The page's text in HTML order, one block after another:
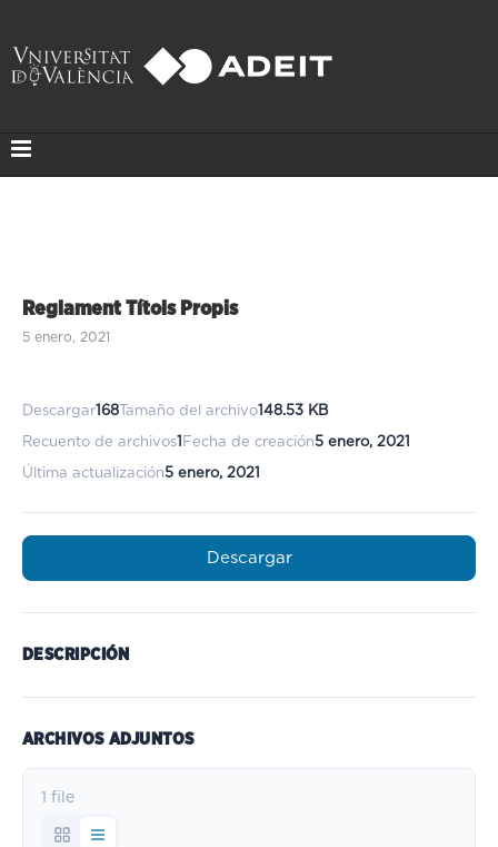
Reglament Títols Propis
5 enero, 2021
Descargar168 Tamaño del archivo148.53 KB
Recuento de archivos1 Fecha de creación5 enero, 2021
Última actualización5 enero, 2021
Descargar
DESCRIPCIÓN
ARCHIVOS ADJUNTOS
1 file